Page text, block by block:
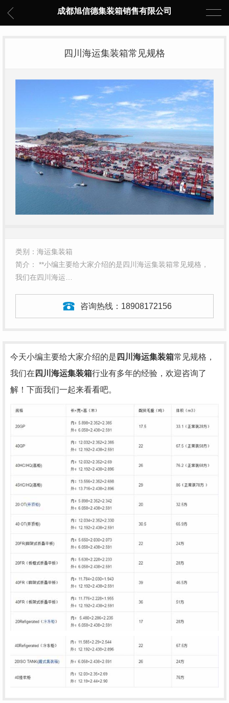
成都旭信德集装箱销售有限公司
四川海运集装箱常见规格
类别：海运集装箱
简介： **小编主要给大家介绍的是四川海运集装箱常见规格，
我们在四川海运…
咨询热线： 18908172156
今天小编主要给大家介绍的是 四川海运集装箱常见规格，
我们在 四川海运集装箱行业有多年的经验，欢迎咨询了
解！下面我们一起来看看吧。